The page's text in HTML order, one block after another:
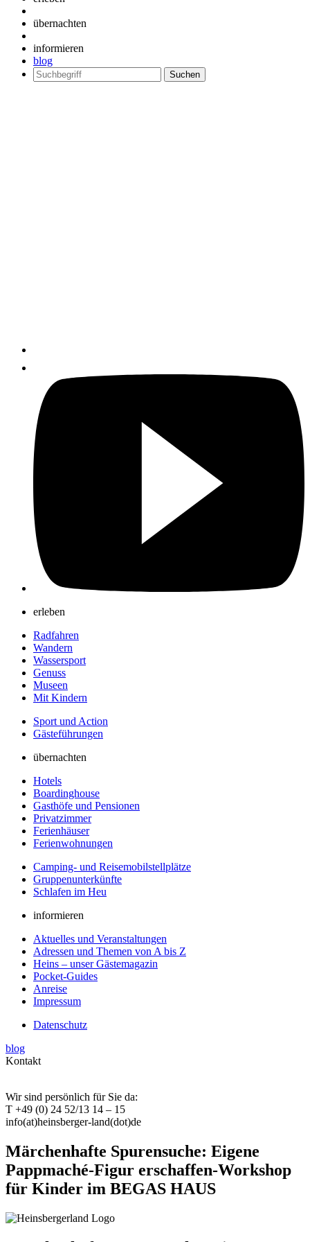
übernachten
informieren
blog
Suchen
nach:
erleben
Radfahren
Wandern
Wassersport
Genuss
Museen
Mit Kindern
Sport und Action
Gästeführungen
übernachten
Hotels
Boardinghouse
Gasthöfe und Pensionen
Privatzimmer
Ferienhäuser
Ferienwohnungen
Camping- und Reisemobilstellplätze
Gruppenunterkünfte
Schlafen im Heu
informieren
Aktuelles und Veranstaltungen
Adressen und Themen von A bis Z
Heins – unser Gästemagazin
Pocket-Guides
Anreise
Impressum
Datenschutz
blog
Kontakt
Wir sind persönlich für Sie da:
T +49 (0) 24 52/13 14 – 15
info(at)heinsberger-land(dot)de
Märchenhafte Spurensuche: Eigene
Pappmaché-Figur erschaffen-Workshop
für Kinder im BEGAS HAUS